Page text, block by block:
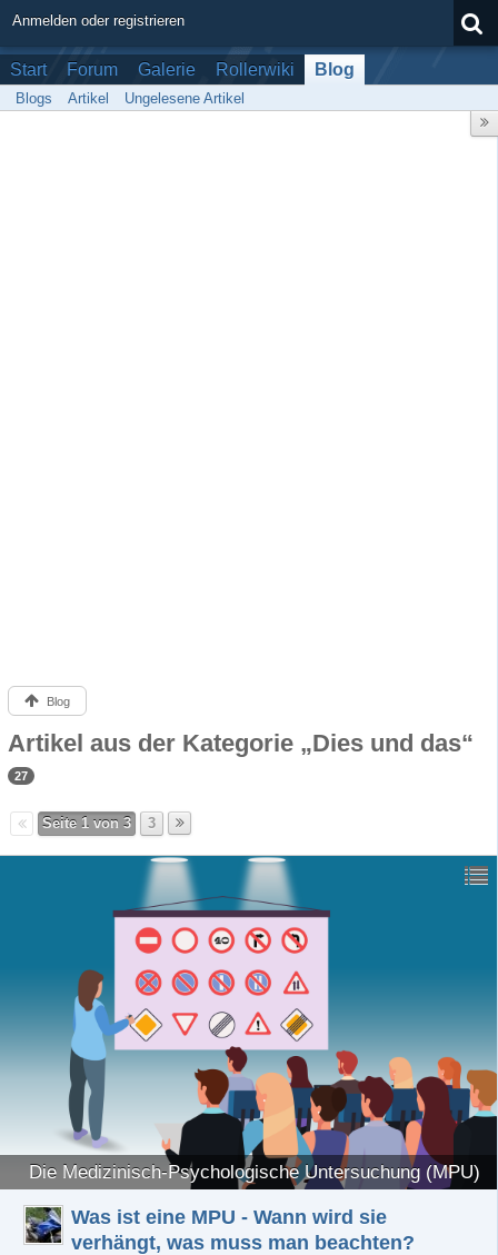
Anmelden oder registrieren
Start Forum Galerie Rollerwiki Blog
Blogs Artikel Ungelesene Artikel
Blog
Artikel aus der Kategorie „Dies und das“
27
Seite 1 von 3 3
Die Medizinisch-Psychologische Untersuchung (MPU)
Was ist eine MPU - Wann wird sie
verhängt, was muss man beachten?